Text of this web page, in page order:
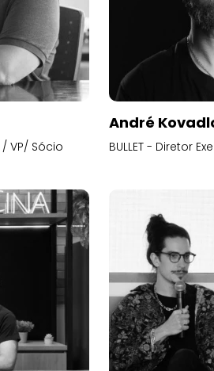
VP/ Sócio
André
BULLET - Diretor